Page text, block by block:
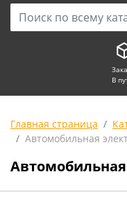
В
Главная страница
Автомобильная